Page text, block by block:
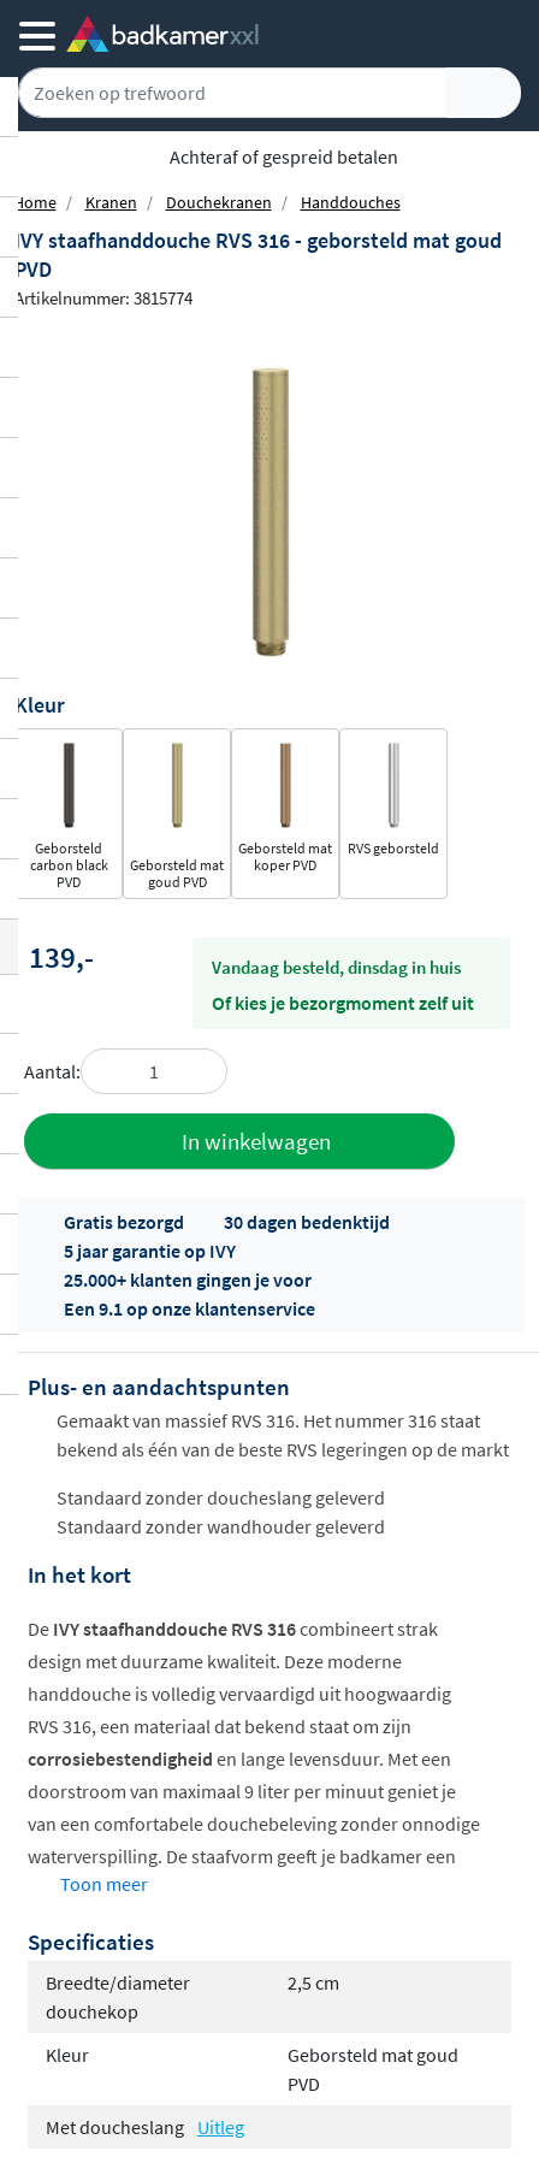
Gratis bezorgd vanaf 100,-
Home Kranen Douchekranen Handdouches
IVY staafhanddouche RVS 316 - geborsteld mat goud
PVD
Artikelnummer: 3815774
Kleur
Geborsteld
carbon black
PVD
Geborsteld mat
goud PVD
Geborsteld mat
koper PVD
RVS geborsteld
139,- vandaag besteld, dinsdag in huis
Of kies je bezorgmoment zelf uit
Aantal:
In winkelwagen
Offertes
ophalen...
Gratis bezorgd
30 dagen bedenktijd
5 jaar garantie op IVY
25.000+ klanten gingen je voor
Een 9.1 op onze klantenservice
Plus- en aandachtspunten
Gemaakt van massief RVS 316. Het nummer 316 staat
bekend als één van de beste RVS legeringen op de markt
Standaard zonder doucheslang geleverd
Standaard zonder wandhouder geleverd
In het kort
De IVY staafhanddouche RVS 316combineert strak
design met duurzame kwaliteit. Deze moderne
handdouche is volledig vervaardigd uit hoogwaardig
RVS 316, een materiaal dat bekend staat om zijn
corrosiebestendigheid en lange levensduur. Met een
doorstroom van maximaal 9 liter per minuut geniet je
van een comfortabele douchebeleving zonder onnodige
waterverspilling. De staafvorm geeft je badkamer een
tijdloze, minimalistische uitstraling
Gemaakt van duurzaam RVS 316
Strak staafmodel van 25 cm breed
Verkrijgbaar in vier exclusieve afwerkingen
Toon meer
Specificaties
Breedte/diameter
douchekop
2,5 cm
Kleur
Geborsteld mat goud
PVD
Met doucheslang Uitleg